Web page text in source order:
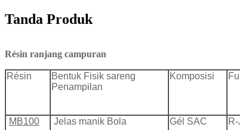
Tanda Produk
Résin ranjang campuran
Résin
Bentuk Fisik sareng
Penampilan
Komposisi
MB100 Jelas manik Bola Gél SAC R-